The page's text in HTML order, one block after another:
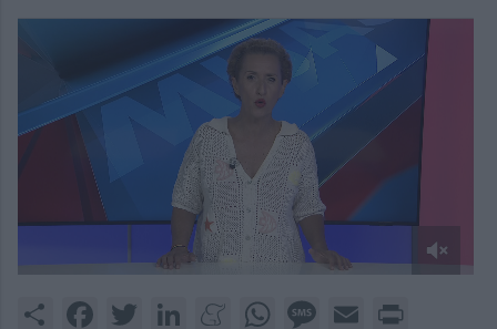
2
Share FacebookTwitter LinkedInMeneameWhatsAppMessage
Email